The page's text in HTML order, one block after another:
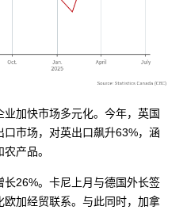
加快市场多元化。今年，英国
市场，对英出口飙升63%，涵
产品。
26%。卡尼上月与德国外长签
加经贸联系。与此同时，加拿